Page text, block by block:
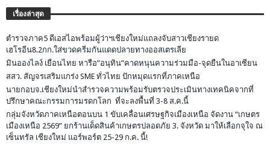
เรื่องล่าสุด
ตำรวจภาค5 ดีเอสไอพร้อมผู้ว่าฯเชียงใหม่แถลงจับสาวเชียงรายด
เฮโรอีน8.2กก.ใส่ขวดครีมกันแดดปลายทางออสเตรเลีย
มินอองไลง์ เยือนไทย หารือ”อนุทิน”คาดหนุนความร่วมมือ-จุดยืนในอาเซียน
สสว. สัญจรเสริมแกร่ง SME ทั่วไทย ปักหมุดแรกที่ภาคเหนือ
นายกอบจ.เชียงใหม่นำสำรวจความพร้อมรับตรวจประเมินทางเทคนิคจากที่
ปรึกษาคณะกรรมการมรดกโลก ที่จะลงพื้นที่ 3-8 ส.ค.นี้
กลุ่มจังหวัดภาคเหนือตอนบน 1 ขับเคลื่อนเศรษฐกิจเมืองเหนือ จัดงาน “เกษตร
เมืองเหนือ 2569” ยกร้านเด็ดสินค้าเกษตรปลอดภัย 3. จังหวัด มาให้เลือกจุใจ ณ
เซ็นทรัล เชียงใหม่ แอร์พอร์ต 25-29 ก.ค. นี้!